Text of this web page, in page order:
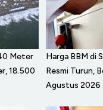
Meter
18.500
Harga BBM di
Resmi Turun,
Agustus 2026